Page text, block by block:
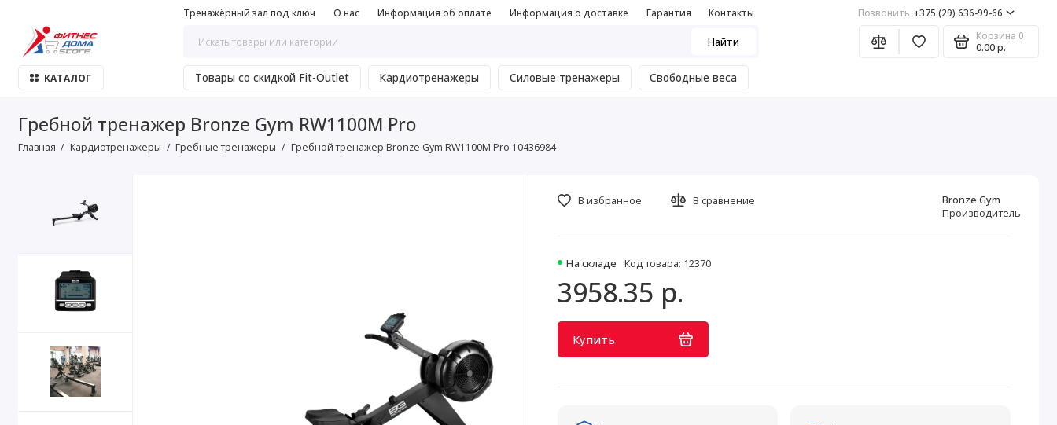
Тренажёрный зал под ключ О нас Информация об оплате Информация о доставке Гарантия Контакты Позвонить +375 (29) 636-99-66
Найти Корзина 0
0.00 р.
КАТАЛОГ Товары со скидкой Fit-Outlet Кардиотренажеры Силовые тренажеры Свободные веса
Гребной тренажер Bronze Gym RW1100M Pro
Главная Кардиотренажеры Гребные тренажеры Гребной тренажер Bronze Gym RW1100M Pro 10436984
На складе Код товара: 12370
Bronze Gym
Производитель
3958.35 р.
Купить
В избранное В сравнение